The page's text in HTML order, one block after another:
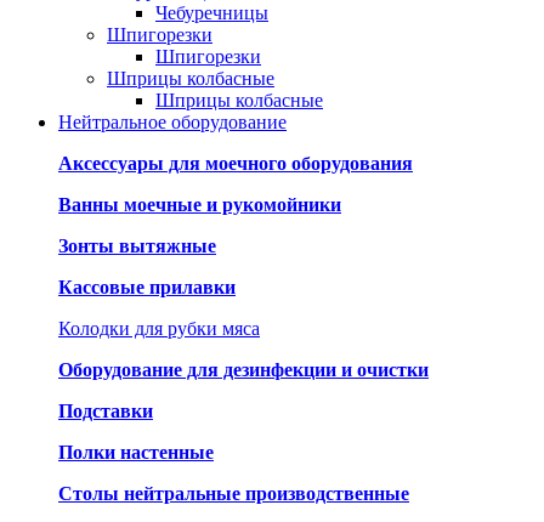
Чебуречницы
Шпигорезки
Шпигорезки
Шприцы колбасные
Шприцы колбасные
Нейтральное оборудование
Аксессуары для моечного оборудования
Ванны моечные и рукомойники
Зонты вытяжные
Кассовые прилавки
Колодки для рубки мяса
Оборудование для дезинфекции и очистки
Подставки
Полки настенные
Столы нейтральные производственные